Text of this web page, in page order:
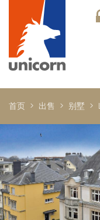
首页 出售 别墅